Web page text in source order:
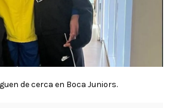
de cerca en Boca Juniors.